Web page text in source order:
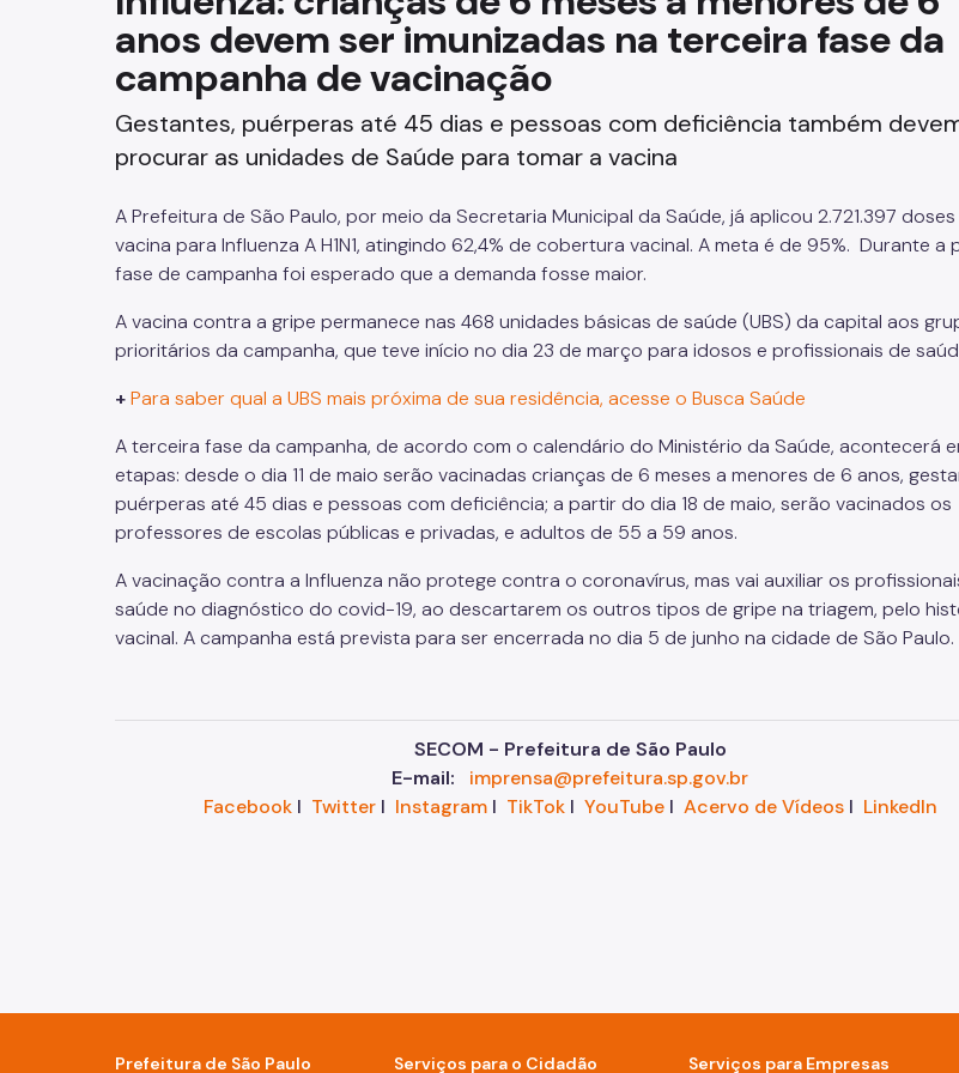
Funerários e Cemiteriais
Mobilidade Urbana e Transporte
Saúde e Bem-estar
Segurança
Impostos e Taxas
Licitações e Fornecedores
Nota do Milhão
Oportunidades
Programas e Benefícios
anos devem ser imunizadas na terceira fase da
campanha de vacinação
Gestantes, puérperas até 45 dias e pessoas com deficiência também
procurar as unidades de Saúde para tomar a vacina
A Prefeitura de São Paulo, por meio da Secretaria Municipal da Saúde, já aplicou 2.721.397 doses
vacina para Influenza A H1N1, atingindo 62,4% de cobertura vacinal. Ameta é de 95%. Durante a
fase de campanha foi esperado que a demanda fosse maior.
A vacina contra a gripe permanece nas 468 unidades básicas de saúde (UBS) da capital aos
prioritários da campanha, que teve início no dia 23 de março para idosos e profissionais de
+Para saber qual a UBS mais próxima de sua residência, acesse o Busca Saúde
Aterceira fase da campanha, de acordo com o calendário do Ministério da Saúde, acontecerá
etapas: desde o dia 11 de maio serão vacinadas crianças de 6 meses a menores de 6 anos,
puérperas até 45 dias e pessoas com deficiência; a partir do dia 18 de maio, serão vacinados os
professores de escolas públicas e privadas, e adultos de 55 a 59 anos.
A vacinação contra a Influenza não protege contra o coronavírus, mas vai auxiliar os
saúde no diagnóstico do covid-19, ao descartarem os outros tipos de gripe na triagem, pelo
vacinal. A campanha está prevista para ser encerrada no dia 5 de junho na cidade de São Paulo.
SECOM - Prefeitura de São Paulo
E-mail:
imprensa@prefeitura.sp.gov.br
FacebookI TwitterI InstagramI TikTokI YouTubeI Acervo de VídeosI LinkedIn
Prefeitura de São Paulo Serviços para o Cidadão Serviços para Empresas